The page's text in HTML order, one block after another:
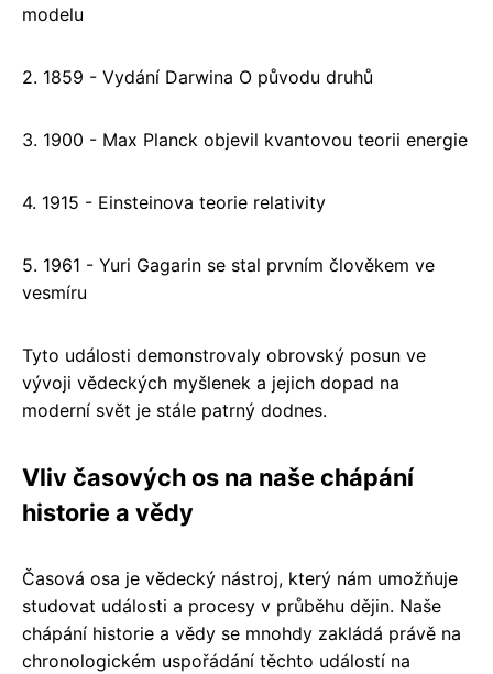
modelu
2. 1859 - Vydání Darwina O původu druhů
3. 1900 - Max Planck objevil kvantovou teorii energie
4. 1915 - Einsteinova teorie relativity
5. 1961 - Yuri Gagarin se stal prvním člověkem ve
vesmíru
Tyto události demonstrovaly obrovský posun ve
vývoji vědeckých myšlenek a jejich dopad na
moderní svět je stále patrný dodnes.
Vliv časových os na naše chápání
historie a vědy
Časová osa je vědecký nástroj, který nám umožňuje
studovat události a procesy v průběhu dějin. Naše
chápání historie a vědy se mnohdy zakládá právě na
chronologickém uspořádání těchto událostí na